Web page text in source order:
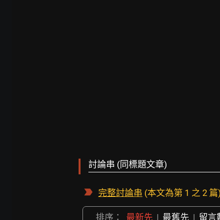
討論串 (同標題文章)
完整討論串 (本文為第 1 之 2
排序： 最新先 | 最舊先 | 留言